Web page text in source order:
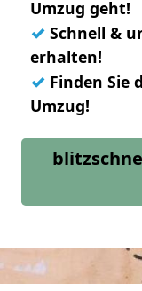
Umzug geht!
✓ Schnell &
erhalten!
✓ Finden Sie
Umzug!